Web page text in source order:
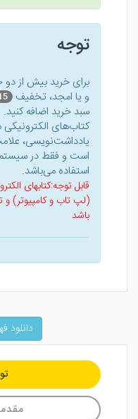
توجه
برای خرید بیش از
و یا امجد، تخفیف 15
سبد خرید اضافه کنید.
کتاب‌های الکترونیکی
یادداشت‌نویسی،
است و فقط در سیستم
استفاده می‌باشد.
قابل توجه:کتابهای
(لپ تاب و کامپیوتر) و
باشد
دانلود